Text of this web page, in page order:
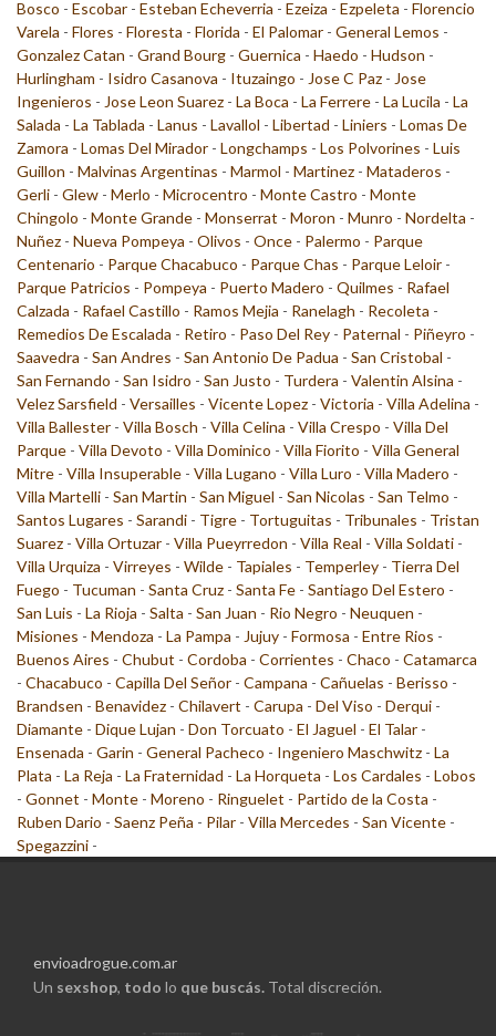
Bosco - Escobar - Esteban Echeverria - Ezeiza - Ezpeleta - Florencio
Varela - Flores - Floresta - Florida - El Palomar - General Lemos -
Gonzalez Catan - Grand Bourg - Guernica - Haedo - Hudson -
Hurlingham - Isidro Casanova - Ituzaingo - Jose C Paz - Jose
Ingenieros - Jose Leon Suarez - La Boca - La Ferrere - La Lucila - La
Salada - La Tablada - Lanus - Lavallol - Libertad - Liniers - Lomas De
Zamora - Lomas Del Mirador - Longchamps - Los Polvorines - Luis
Guillon - Malvinas Argentinas - Marmol - Martinez - Mataderos -
Gerli - Glew - Merlo - Microcentro - Monte Castro - Monte
Chingolo - Monte Grande - Monserrat - Moron - Munro - Nordelta -
Nuñez - Nueva Pompeya - Olivos - Once - Palermo - Parque
Centenario - Parque Chacabuco - Parque Chas - Parque Leloir -
Parque Patricios - Pompeya - Puerto Madero - Quilmes - Rafael
Calzada - Rafael Castillo - Ramos Mejia - Ranelagh - Recoleta -
Remedios De Escalada - Retiro - Paso Del Rey - Paternal - Piñeyro -
Saavedra - San Andres - San Antonio De Padua - San Cristobal -
San Fernando - San Isidro - San Justo - Turdera - Valentin Alsina -
Velez Sarsfield - Versailles - Vicente Lopez - Victoria - Villa Adelina -
Villa Ballester - Villa Bosch - Villa Celina - Villa Crespo - Villa Del
Parque - Villa Devoto - Villa Dominico - Villa Fiorito - Villa General
Mitre - Villa Insuperable - Villa Lugano - Villa Luro - Villa Madero -
Villa Martelli - San Martin - San Miguel - San Nicolas - San Telmo -
Santos Lugares - Sarandi - Tigre - Tortuguitas - Tribunales - Tristan
Suarez - Villa Ortuzar - Villa Pueyrredon - Villa Real - Villa Soldati -
Villa Urquiza - Virreyes - Wilde - Tapiales - Temperley - Tierra Del
Fuego - Tucuman - Santa Cruz - Santa Fe - Santiago Del Estero -
San Luis - La Rioja - Salta - San Juan - Rio Negro - Neuquen -
Misiones - Mendoza - La Pampa - Jujuy - Formosa - Entre Rios -
Buenos Aires - Chubut - Cordoba - Corrientes - Chaco - Catamarca
- Chacabuco - Capilla Del Señor - Campana - Cañuelas - Berisso -
Brandsen - Benavidez - Chilavert - Carupa - Del Viso - Derqui -
Diamante - Dique Lujan - Don Torcuato - El Jaguel - El Talar -
Ensenada - Garin - General Pacheco - Ingeniero Maschwitz - La
Plata - La Reja - La Fraternidad - La Horqueta - Los Cardales - Lobos
- Gonnet - Monte - Moreno - Ringuelet - Partido de la Costa -
Ruben Dario - Saenz Peña - Pilar - Villa Mercedes - San Vicente -
Spegazzini -
envioadrogue.com.ar
Un sexshop, todo lo que buscás. Total discreción.